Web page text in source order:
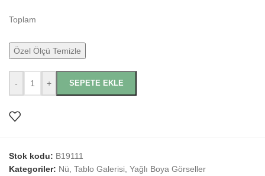
Toplam
Özel Ölçü Temizle
- + SEPETE EKLE
Stok kodu: B19111
Kategoriler: Nü Tablo Galerisi Yağlı Boya Görseller